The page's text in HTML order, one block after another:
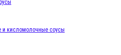
кисломолочные соусы